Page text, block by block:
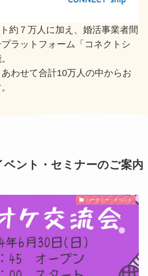
約７万人に加え、婚活事業者間
ラットフォーム「コネクトシ
わせて合計10万人の中からお
ベント・セミナーのご案内
パーティー・イベント